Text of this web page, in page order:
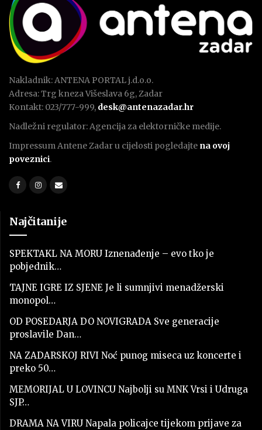
Nakladnik: ANTENA PORTAL j.d.o.o.
Adresa: Trg kneza Višeslava 6g, Zadar
Kontakt: 023/777-999, desk@antenazadar.hr
Nadležni regulator: Agencija za elektorničke medije.
Impressum Antene Zadar u cijelosti pogledajte na ovoj
poveznici.
Najčitanije
SPEKTAKL NA MORU Iznenađenje – evo tko je
pobjednik…
TAJNE IGRE IZ SJENE Je li sumnjivi menadžerski
monopol…
OD POSEDARJA DO NOVIGRADA Sve generacije
proslavile Dan…
NA ZADARSKOJ RIVI Noć punog miseca uz koncerte i
preko 50…
MEMORIJAL U LOVINCU Najbolji su MNK Vrsi i Udruga
SJP…
DRAMA NA VIRU Napala policajce tijekom prijave za